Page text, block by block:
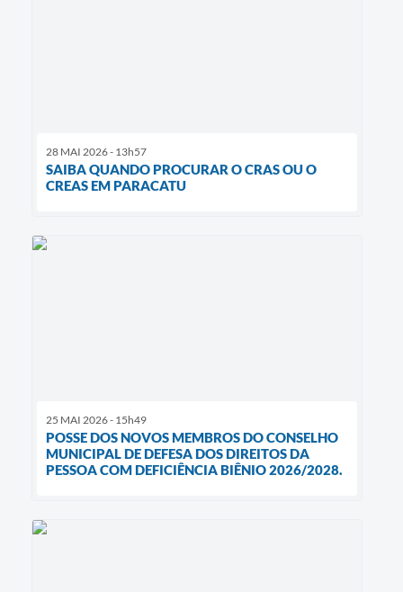
28 MAI 2026 - 13h57
SAIBA QUANDO PROCURAR O CRAS OU O
CREAS EM PARACATU
25 MAI 2026 - 15h49
POSSE DOS NOVOS MEMBROS DO CONSELHO
MUNICIPAL DE DEFESA DOS DIREITOS DA
PESSOA COM DEFICIÊNCIA BIÊNIO 2026/2028.